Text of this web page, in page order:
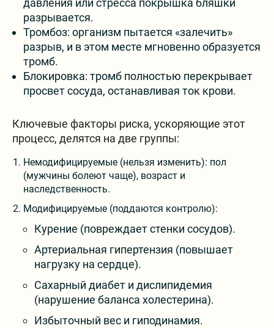
давления или стресса покрышка бляшки
разрывается.
Тромбоз: организм пытается «залечить»
разрыв, и в этом месте мгновенно образуется
тромб.
Блокировка: тромб полностью перекрывает
просвет сосуда, останавливая ток крови.
Ключевые факторы риска, ускоряющие этот
процесс, делятся на две группы:
Немодифицируемые (нельзя изменить): пол
(мужчины болеют чаще), возраст и
наследственность.
Модифицируемые (поддаются контролю):
Курение (повреждает стенки сосудов).
Артериальная гипертензия (повышает
нагрузку на сердце).
Сахарный диабет и дислипидемия
(нарушение баланса холестерина).
Избыточный вес и гиподинамия.